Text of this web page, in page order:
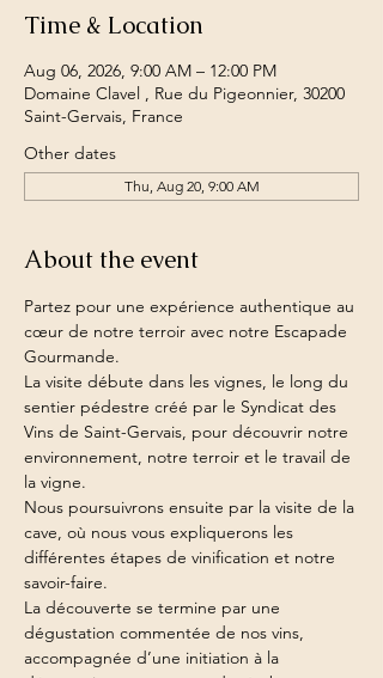
Time & Location
Aug 06, 2026, 9:00 AM – 12:00 PM
Domaine Clavel , Rue du Pigeonnier, 30200
Saint-Gervais, France
Other dates
Thu, Aug 20, 9:00 AM
About the event
Partez pour une expérience authentique au
cœur de notre terroir avec notre Escapade
Gourmande.
La visite débute dans les vignes, le long du
sentier pédestre créé par le Syndicat des
Vins de Saint-Gervais, pour découvrir notre
environnement, notre terroir et le travail de
la vigne.
Nous poursuivrons ensuite par la visite de la
cave, où nous vous expliquerons les
différentes étapes de vinification et notre
savoir-faire.
La découverte se termine par une
dégustation commentée de nos vins,
accompagnée d’une initiation à la